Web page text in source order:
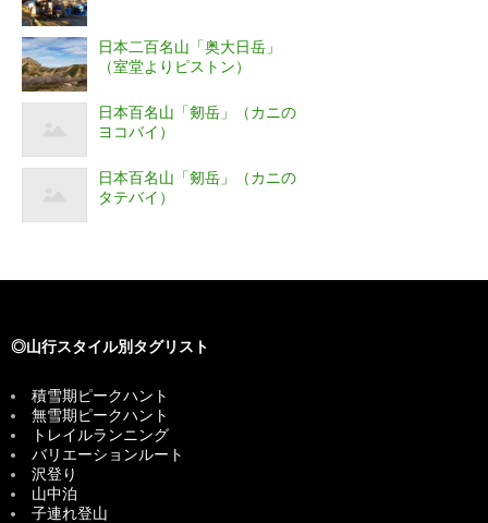
日本二百名山「奥大日岳」
（室堂よりピストン）
日本百名山「剱岳」（カニの
ヨコバイ）
日本百名山「剱岳」（カニの
タテバイ）
◎山行スタイル別タグリスト
積雪期ピークハント
無雪期ピークハント
トレイルランニング
バリエーションルート
沢登り
山中泊
子連れ登山